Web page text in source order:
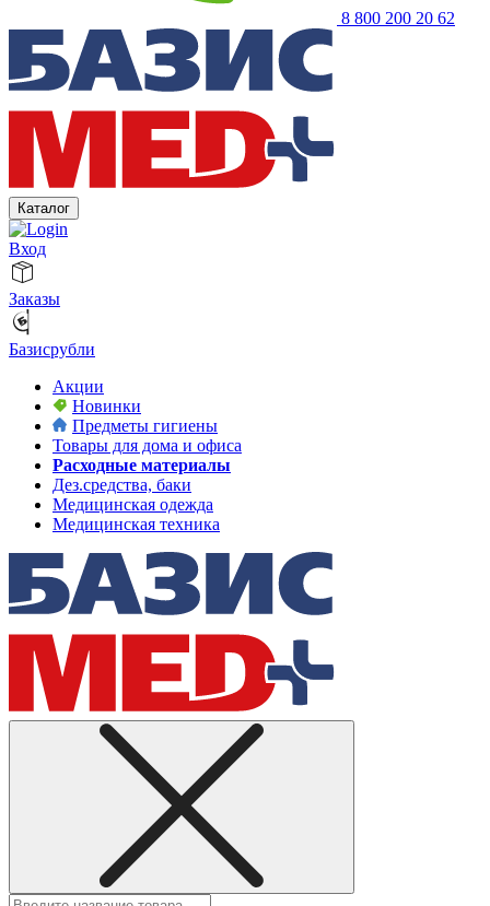
8 800 200 20 62
Каталог
Вход
Заказы
Базисрубли
Акции
Новинки
Предметы гигиены
Товары для дома и офиса
Расходные материалы
Дез.средства, баки
Медицинская одежда
Медицинская техника